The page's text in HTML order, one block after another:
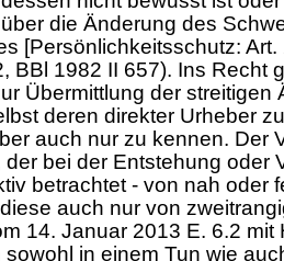
die Änderung des
[Persönlichkeitsschutz: Art.
BBl 1982 II 657). Ins Recht
Übermittlung der streitigen
deren direkter Urheber
auch nur zu kennen. Der
bei der Entstehung oder
betrachtet - von nah oder
auch nur von
14. Januar 2013 E. 6.2 mit
in einem Tun wie